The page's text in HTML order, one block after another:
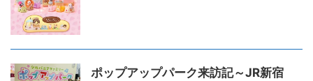
ポップアップパーク来訪記～JR新宿